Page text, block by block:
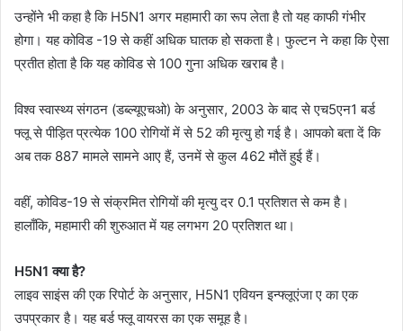
उन्होंने भी कहा है कि H5N1 अगर महामारी का रूप लेता है तो यह काफी गंभीर
होगा। यह कोविड -19 से कहीं अधिक घातक हो सकता है। फुल्टन ने कहा कि ऐसा
प्रतीत होता है कि यह कोविड से 100 गुना अधिक खराब है।
विश्व स्वास्थ्य संगठन (डब्ल्यूएचओ) के अनुसार, 2003 के बाद से एच5एन1 बर्ड
फ्लू से पीड़ित प्रत्येक 100 रोगियों में से 52 की मृत्यु हो गई है। आपको बता दें कि
अब तक 887 मामले सामने आए हैं, उनमें से कुल 462 मौतें हुई हैं।
वहीं, कोविड-19 से संक्रमित रोगियों की मृत्यु दर 0.1 प्रतिशत से कम है।
हालाँकि, महामारी की शुरुआत में यह लगभग 20 प्रतिशत था।
H5N1 क्या है?
लाइव साइंस की एक रिपोर्ट के अनुसार, H5N1 एवियन इन्फ्लूएंजा ए का एक
उपप्रकार है। यह बर्ड फ्लू वायरस का एक समूह है।